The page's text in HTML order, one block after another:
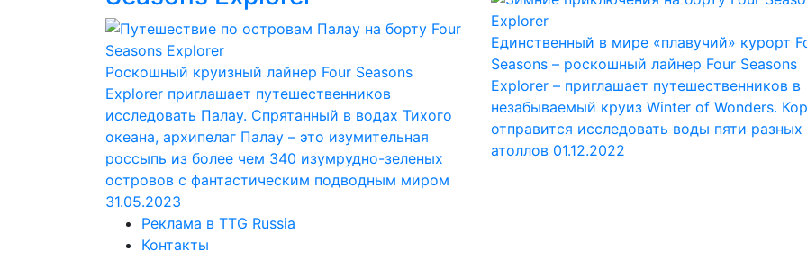
Роскошный круизный лайнер Four Seasons
Explorer приглашает путешественников
исследовать Палау. Спрятанный в водах Тихого
океана, архипелаг Палау – это изумительная
россыпь из более чем 340 изумрудно-зеленых
островов с фантастическим подводным миром
31.05.2023
Единственный в мире «плавучий» курорт
Seasons – роскошный лайнер Four Seasons
Explorer – приглашает путешественников в
незабываемый круиз Winter of Wonders.
отправится исследовать воды пяти разных
атоллов 01.12.2022
Реклама в TTG Russia
Контакты